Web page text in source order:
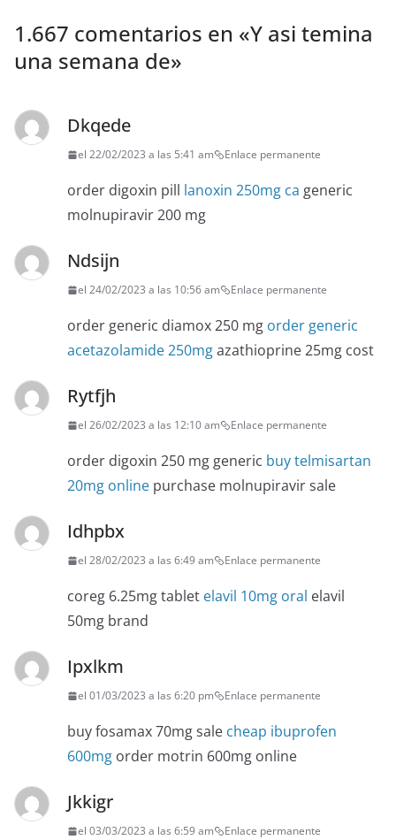
1.667 comentarios en «Y asi temina
una semana de»
Dkqede
el 22/02/2023 a las 5:41 am Enlace permanente
order digoxin pill lanoxin 250mg ca generic
molnupiravir 200 mg
Ndsijn
el 24/02/2023 a las 10:56 am Enlace permanente
order generic diamox 250 mg order generic
acetazolamide 250mgazathioprine 25mg cost
Rytfjh
el 26/02/2023 a las 12:10 am Enlace permanente
order digoxin 250 mg generic buy telmisartan
20mg online purchase molnupiravir sale
Idhpbx
el 28/02/2023 a las 6:49 am Enlace permanente
coreg 6.25mg tablet elavil 10mg oral elavil
50mg brand
Ipxlkm
el 01/03/2023 a las 6:20 pm Enlace permanente
buy fosamax 70mg sale cheap ibuprofen
600mg order motrin 600mg online
Jkkigr
el 03/03/2023 a las 6:59 am Enlace permanente